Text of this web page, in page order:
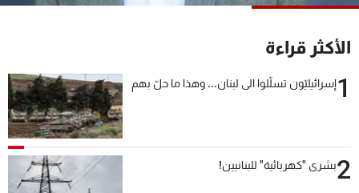
الأكثر قراءة
1إسرائيليّون تسلّلوا الى لبنان... وهذا ما حلّ بهم
2بشرى "كهربائية" للبنانيين!
لاعلاناتكم